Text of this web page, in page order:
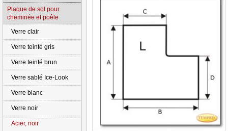
Plaque de sol pour
cheminée et poêle
Verre clair
Verre teinté gris
Verre teinté brun
Verre sablé Ice-Look
Verre blanc
Verre noir
Acier, noir